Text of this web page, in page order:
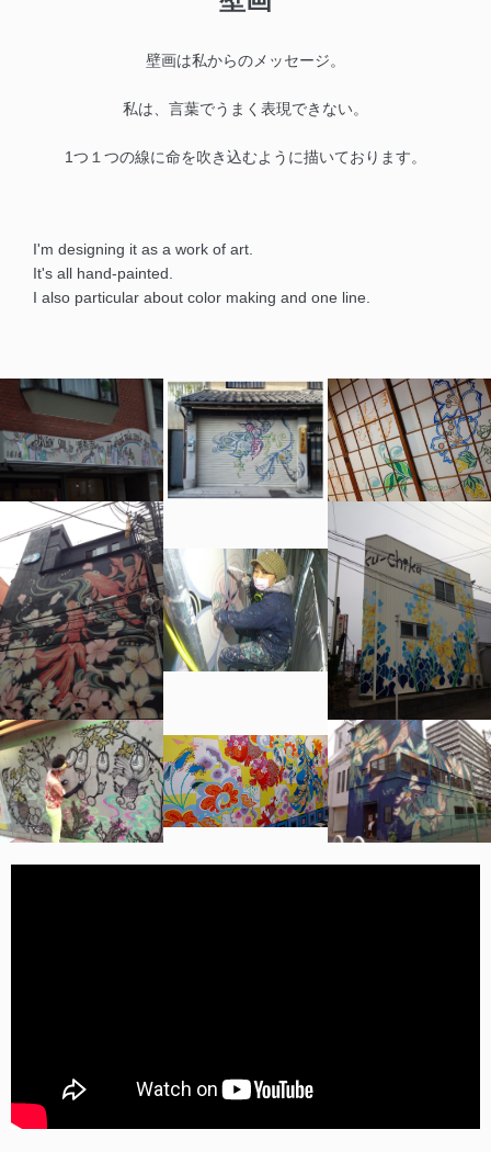
壁画は私からのメッセージ。
私は、言葉でうまく表現できない。
1つ１つの線に命を吹き込むように描いております。
I'm designing it as a work of art.
It's all hand-painted.
I also particular about color making and one line.